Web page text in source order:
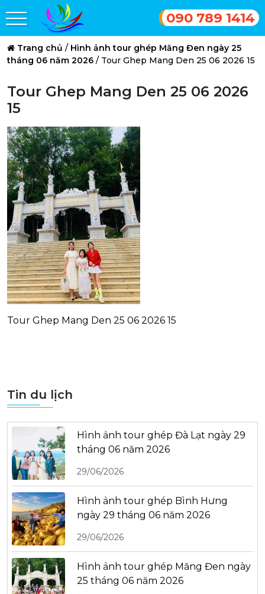
090 789 1414
Trang chủ / Hình ảnh tour ghép Măng Đen ngày 25
tháng 06 năm 2026 / Tour Ghep Mang Den 25 06 2026 15
Tour Ghep Mang Den 25 06 2026
15
Tour Ghep Mang Den 25 06 2026 15
Tin du lịch
Hình ảnh tour ghép Đà Lạt ngày 29
tháng 06 năm 2026
29/06/2026
Hình ảnh tour ghép Bình Hưng
ngày 29 tháng 06 năm 2026
29/06/2026
Hình ảnh tour ghép Măng Đen ngày
25 tháng 06 năm 2026